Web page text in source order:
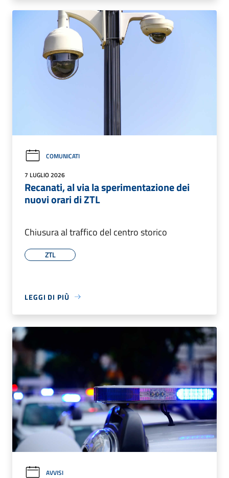
COMUNICATI
7 LUGLIO 2026
Recanati, al via la sperimentazione dei
nuovi orari di ZTL
Chiusura al traffico del centro storico
ZTL
LEGGI DI PIÙ
AVVISI